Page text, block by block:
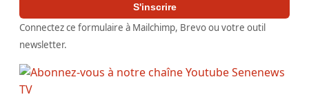
S'inscrire
Connectez ce formulaire à Mailchimp, Brevo ou votre outil
newsletter.